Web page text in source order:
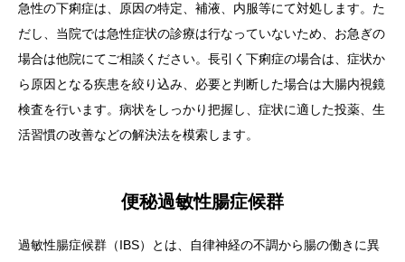
急性の下痢症は、原因の特定、補液、内服等にて対処します。た
だし、当院では急性症状の診療は行なっていないため、お急ぎの
場合は他院にてご相談ください。長引く下痢症の場合は、症状か
ら原因となる疾患を絞り込み、必要と判断した場合は大腸内視鏡
検査を行います。病状をしっかり把握し、症状に適した投薬、生
活習慣の改善などの解決法を模索します。
便秘過敏性腸症候群
過敏性腸症候群（IBS）とは、自律神経の不調から腸の働きに異